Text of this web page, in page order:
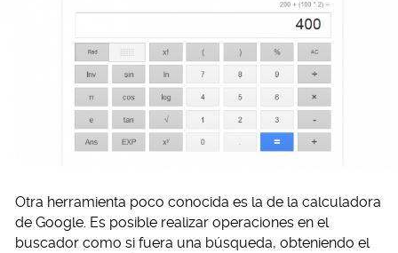
Otra herramienta poco conocida es la de la calculadora
de Google. Es posible realizar operaciones en el
buscador como si fuera una búsqueda, obteniendo el